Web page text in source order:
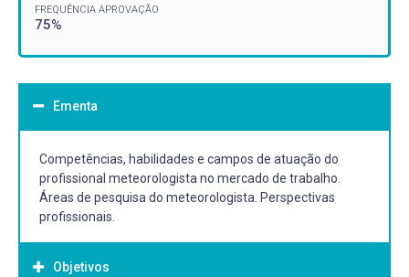
FREQUÊNCIA APROVAÇÃO
75%
Ementa
Competências, habilidades e campos de atuação do
profissional meteorologista no mercado de trabalho.
Áreas de pesquisa do meteorologista. Perspectivas
profissionais.
Objetivos